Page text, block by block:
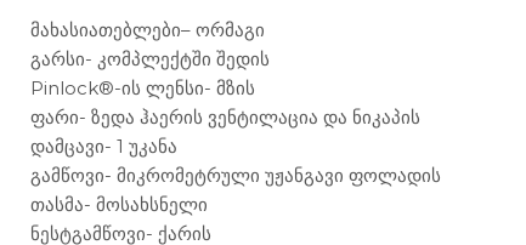
მახასიათებლები– ორმაგი
გარსი- კომპლექტში შედის
Pinlock®-ის ლენსი- მზის
ფარი- ზედა ჰაერის ვენტილაცია და ნიკაპის
დამცავი- 1 უკანა
გამწოვი- მიკრომეტრული უჟანგავი ფოლადის
თასმა- მოსახსნელი
ნესტგამწოვი- ქარის